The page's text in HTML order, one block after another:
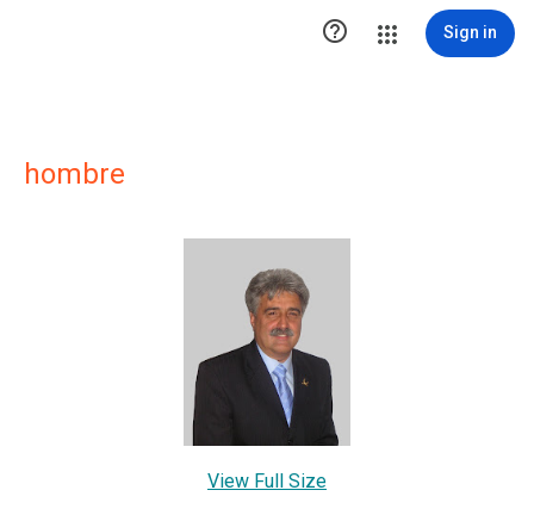
 Sign in
hombre
View Full Size